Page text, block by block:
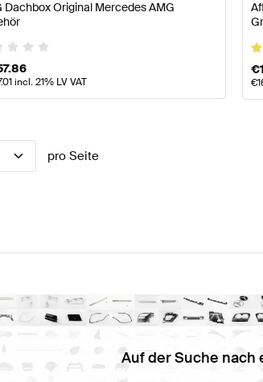
Dachbox Original Mercedes AMG
incl. 21% LV VAT
€
€
pro Seite
Auf der Suche nach